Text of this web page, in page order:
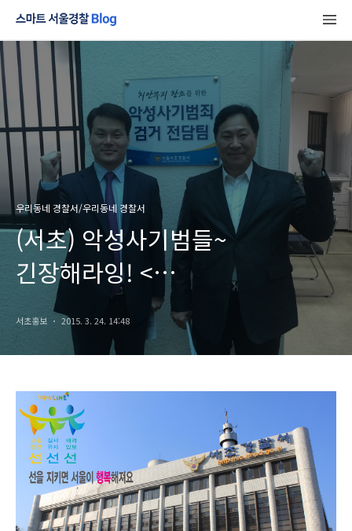
우리동네 경찰서/우리동네 경찰서
(서초) 악성사기범들~
긴장해라잉! <
악성사기검거전담팀>
서초홍보 2015. 3. 24. 14:48